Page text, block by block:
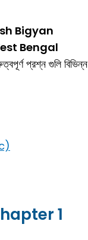
Bigyan
Bengal
প্রশ্ন গুলি বিভিন্ন
1